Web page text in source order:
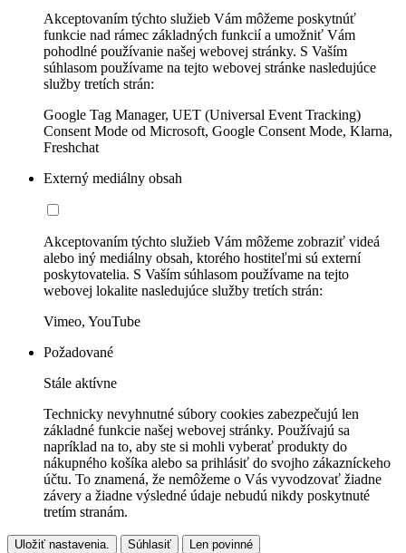
Akceptovaním týchto služieb Vám môžeme poskytnúť
funkcie nad rámec základných funkcií a umožniť Vám
pohodlné používanie našej webovej stránky. S Vaším
súhlasom používame na tejto webovej stránke nasledujúce
služby tretích strán:
Google Tag Manager, UET (Universal Event Tracking)
Consent Mode od Microsoft, Google Consent Mode, Klarna,
Freshchat
Externý mediálny obsah
Akceptovaním týchto služieb Vám môžeme zobraziť videá
alebo iný mediálny obsah, ktorého hostiteľmi sú externí
poskytovatelia. S Vaším súhlasom používame na tejto
webovej lokalite nasledujúce služby tretích strán:
Vimeo, YouTube
Požadované
Stále aktívne
Technicky nevyhnutné súbory cookies zabezpečujú len
základné funkcie našej webovej stránky. Používajú sa
napríklad na to, aby ste si mohli vyberať produkty do
nákupného košíka alebo sa prihlásiť do svojho zákazníckeho
účtu. To znamená, že nemôžeme o Vás vyvodzovať žiadne
závery a žiadne výsledné údaje nebudú nikdy poskytnuté
tretím stranám.
Uložiť nastavenia. Súhlasiť Len povinné